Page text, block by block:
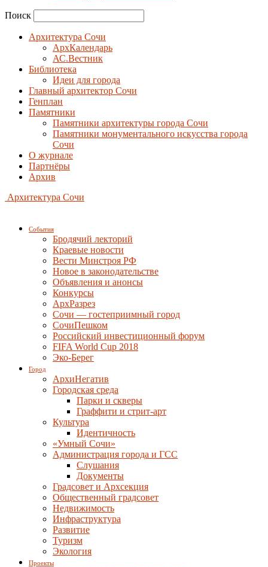
Поиск
Архитектура Сочи
АрхКалендарь
АС.Вестник
Библиотека
Идеи для города
Главный архитектор Сочи
Генплан
Памятники
Памятники архитектуры города Сочи
Памятники монументального искусства города
Сочи
О журнале
Партнёры
Архив
Архитектура Сочи
События
Бродячий лекторий
Краевые новости
Вести Минстроя РФ
Новое в законодательстве
Объявления и анонсы
Конкурсы
АрхРазрез
Сочи — гостеприимный город
СочиПешком
Российский инвестиционный форум
FIFA World Cup 2018
Эко-Берег
Город
АрхиНегатив
Городская среда
Парки и скверы
Граффити и стрит-арт
Культура
Идентичность
«Умный Сочи»
Администрация города и ГСС
Слушания
Документы
Градсовет и Архсекция
Общественный градсовет
Недвижимость
Инфраструктура
Развитие
Туризм
Экология
Проекты